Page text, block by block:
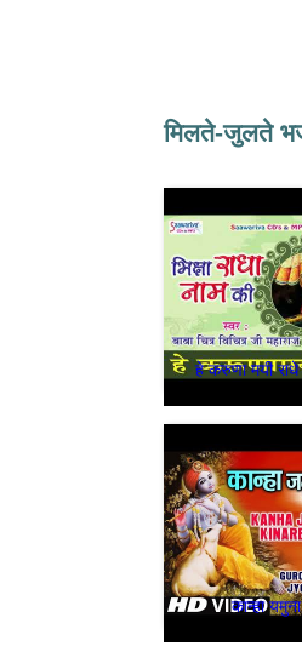
मिलते-जुलते
हे करुणा मयी
कान्हा